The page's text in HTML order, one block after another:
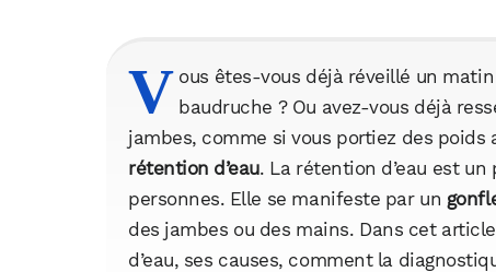
V ous êtes-vous déjà réveillé un
baudruche ? Ou avez-vous déjà
jambes, comme si vous portiez des
rétention d’eau. La rétention d’eau est
personnes. Elle se manifeste par un
des jambes ou des mains. Dans cet
d’eau, ses causes, comment la